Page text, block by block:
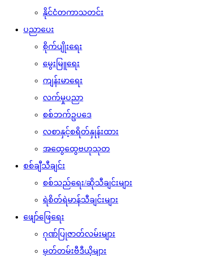
နိုင်ငံတကာသတင်း
ပညာပေး
စိုက်ပျိုးရေး
မွေးမြူရေး
ကျန်းမာရေး
လက်မှုပညာ
စစ်ဘက်ဥပဒေ
လစာနှင့်စရိတ်နှုန်းထား
အထွေထွေဗဟုသုတ
စစ်ချီသီချင်း
စစ်သည်ရေး/ဆိုသီချင်းများ
ရဲစိတ်ရဲမာန်သီချင်းများ
ဖျော်ဖြေရေး
ဂုဏ်ပြုဇာတ်လမ်းများ
မှတ်တမ်းဗီဒီယိုများ